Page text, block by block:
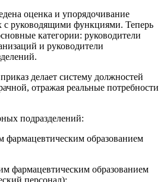
оценка и упорядочивание
с руководящими функциями. Теперь
категории: руководители
и руководители
делает систему должностей
отражая реальные потребности
подразделений:
образованием
фармацевтическим образованием